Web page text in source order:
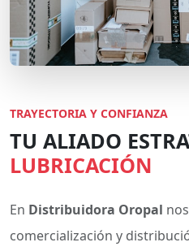
TRAYECTORIA Y CONFIANZA
TU ALIADO
LUBRICACIÓN
En Distribuidora Oropal
comercialización y